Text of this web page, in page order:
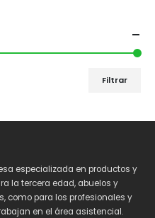
Filtrar
especializada en productos y
la tercera edad, abuelos y
como para los profesionales y
en el área asistencial.